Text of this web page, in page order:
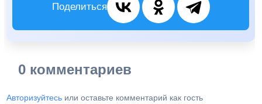
Поделиться
0 комментариев
Авторизуйтесь или оставьте комментарий как гость